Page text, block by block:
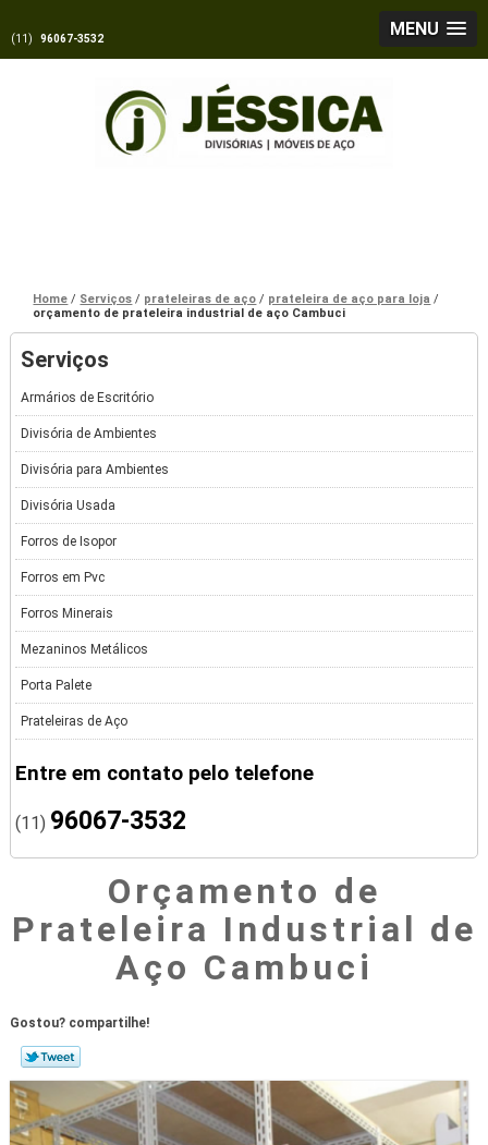
MENU
(11) 96067-3532
Home Serviços prateleiras de aço
prateleira de aço para loja
orçamento de prateleira industrial de aço Cambuci
Serviços
Armários de Escritório
Divisória de Ambientes
Divisória para Ambientes
Divisória Usada
Forros de Isopor
Forros em Pvc
Forros Minerais
Mezaninos Metálicos
Porta Palete
Prateleiras de Aço
Entre em contato pelo telefone
(11) 96067-3532
Orçamento de
Prateleira Industrial de
Aço Cambuci
Gostou? compartilhe!